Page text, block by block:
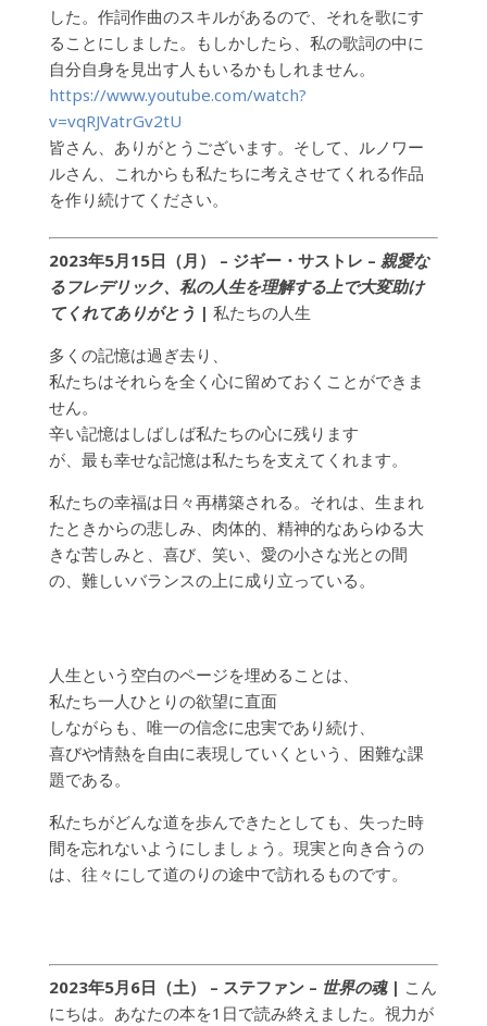
した。作詞作曲のスキルがあるので、それを歌にす
ることにしました。もしかしたら、私の歌詞の中に
自分自身を見出す人もいるかもしれません。
https://www.youtube.com/watch?
v=vqRJVatrGv2tU
皆さん、ありがとうございます。そして、ルノワー
ルさん、これからも私たちに考えさせてくれる作品
を作り続けてください。
2023年5月15日（月） – ジギー・サストレ – 親愛な
るフレデリック、私の人生を理解する上で大変助け
てくれてありがとう | 私たちの人生
多くの記憶は過ぎ去り、
私たちはそれらを全く心に留めておくことができま
せん。
辛い記憶はしばしば私たちの心に残ります
が、最も幸せな記憶は私たちを支えてくれます。
私たちの幸福は日々再構築される。それは、生まれ
たときからの悲しみ、肉体的、精神的なあらゆる大
きな苦しみと、喜び、笑い、愛の小さな光との間
の、難しいバランスの上に成り立っている。
人生という空白のページを埋めることは、
私たち一人ひとりの欲望に直面
しながらも、唯一の信念に忠実であり続け、
喜びや情熱を自由に表現していくという、困難な課
題である。
私たちがどんな道を歩んできたとしても、失った時
間を忘れないようにしましょう。現実と向き合うの
は、往々にして道のりの途中で訪れるものです。
2023年5月6日（土） – ステファン – 世界の魂| こん
にちは。あなたの本を1日で読み終えました。視力が